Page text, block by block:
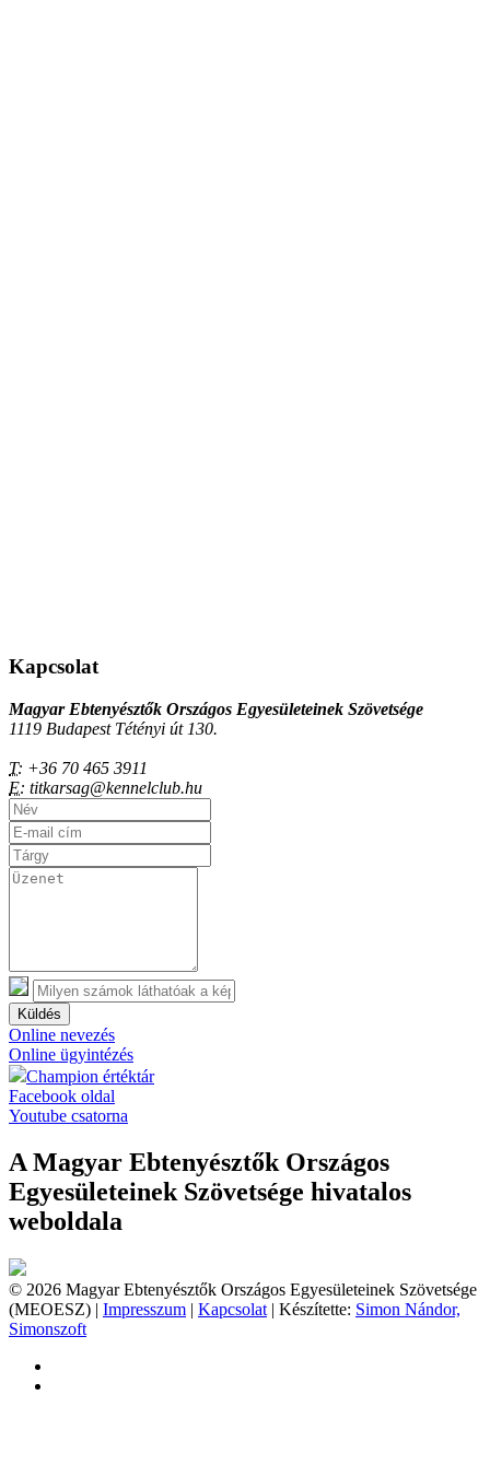
Kapcsolat
Magyar Ebtenyésztők Országos Egyesületeinek Szövetsége
1119 Budapest Tétényi út 130.
T: +36 70 465 3911
E: titkarsag@kennelclub.hu
Küldés
Online nevezés
Online ügyintézés
Champion értéktár
Facebook oldal
Youtube csatorna
A Magyar Ebtenyésztők Országos
Egyesületeinek Szövetsége hivatalos
weboldala
© 2026 Magyar Ebtenyésztők Országos Egyesületeinek Szövetsége
(MEOESZ) | Impresszum | Kapcsolat | Készítette: Simon Nándor,
Simonszoft